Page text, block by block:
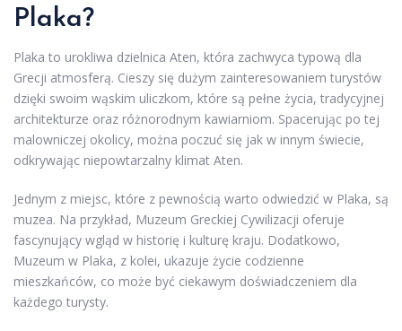
Plaka?
Plaka to urokliwa dzielnica Aten, która zachwyca typową dla
Grecji atmosferą. Cieszy się dużym zainteresowaniem turystów
dzięki swoim wąskim uliczkom, które są pełne życia, tradycyjnej
architekturze oraz różnorodnym kawiarniom. Spacerując po tej
malowniczej okolicy, można poczuć się jak w innym świecie,
odkrywając niepowtarzalny klimat Aten.
Jednym z miejsc, które z pewnością warto odwiedzić w Plaka, są
muzea. Na przykład, Muzeum Greckiej Cywilizacji oferuje
fascynujący wgląd w historię i kulturę kraju. Dodatkowo,
Muzeum w Plaka, z kolei, ukazuje życie codzienne
mieszkańców, co może być ciekawym doświadczeniem dla
każdego turysty.